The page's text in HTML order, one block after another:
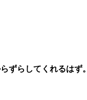
ずらしてくれるはず。